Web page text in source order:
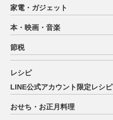
家電・ガジェット
本・映画・音楽
節税
レシピ
LINE公式アカウント限定レシピ
おせち・お正月料理